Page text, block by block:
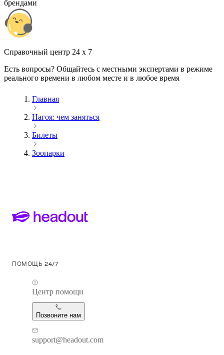
брендами
Cправочный центр 24 x 7
Есть вопросы? Общайтесь с местными экспертами в режиме
реального времени в любом месте и в любое время
Главная
Нагоя: чем заняться
Билеты
Зоопарки
ПОМОЩЬ 24/7
Центр помощи
Позвоните нам
support@headout.com